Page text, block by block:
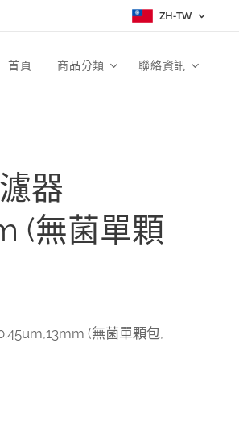
ZH-TW
首頁 商品分類 聯絡資訊
器
(無菌單顆
(無菌單顆包,